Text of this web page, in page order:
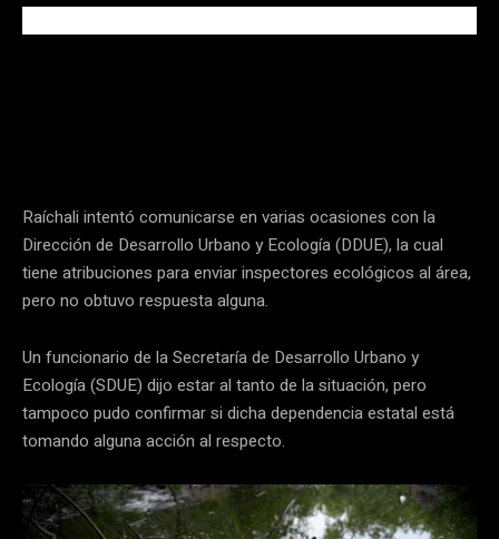
Raíchali intentó comunicarse en varias ocasiones con la
Dirección de Desarrollo Urbano y Ecología (DDUE), la cual
tiene atribuciones para enviar inspectores ecológicos al área,
pero no obtuvo respuesta alguna.
Un funcionario de la Secretaría de Desarrollo Urbano y
Ecología (SDUE) dijo estar al tanto de la situación, pero
tampoco pudo confirmar si dicha dependencia estatal está
tomando alguna acción al respecto.